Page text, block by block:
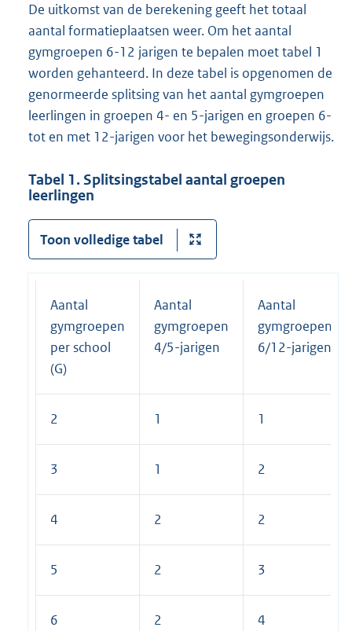
De uitkomst van de berekening geeft het totaal
aantal formatieplaatsen weer. Om het aantal
gymgroepen 6-12 jarigen te bepalen moet tabel 1
worden gehanteerd. In deze tabel is opgenomen de
genormeerde splitsing van het aantal gymgroepen
leerlingen in groepen 4- en 5-jarigen en groepen 6-
tot en met 12-jarigen voor het bewegingsonderwijs.
Tabel 1. Splitsingstabel aantal groepen
leerlingen
Toon volledige tabel
Aantal
gymgroepen
per school
(G)
Aantal
gymgroepen
4/5-jarigen
Aantal
gymgroepen
6/12-jarigen
2 1 1
3 1 2
4 2 2
5 2 3
6 2 4